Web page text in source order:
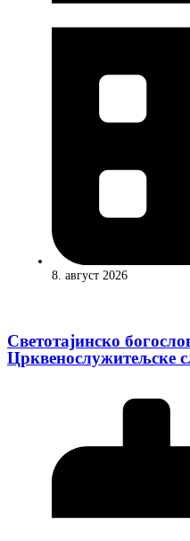
8. август 2026
Светотајинско
Црквенослужитељске